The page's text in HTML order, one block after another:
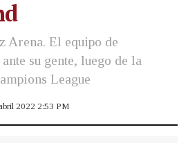
Arena. El equipo de
su gente, luego de la
League
2022 2:53 PM